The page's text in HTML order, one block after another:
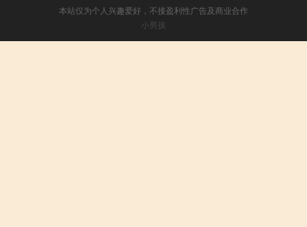
本站仅为个人兴趣爱好，不接盈利性广告及商业合作
小男孩